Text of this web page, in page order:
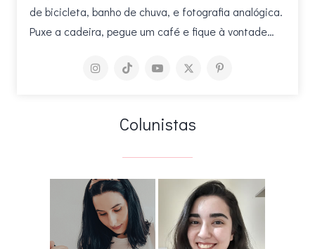
de bicicleta, banho de chuva, e fotografia analógica.
Puxe a cadeira, pegue um café e fique à vontade…
Colunistas